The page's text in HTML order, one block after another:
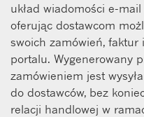
układ wiadomości e-
oferując dostawcom
swoich zamówień, faktur
portalu. Wygenerowany
zamówieniem jest
do dostawców, bez
relacji handlowej w